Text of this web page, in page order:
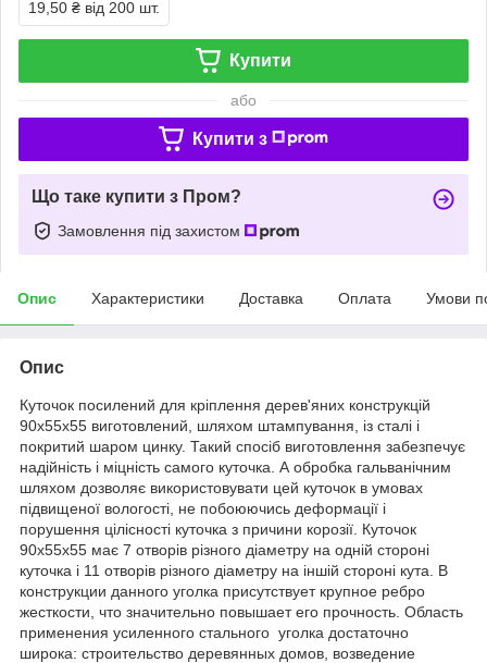
19,50 ₴ від 200 шт.
Купити
або
Купити з
Що таке купити з Пром?
Замовлення під захистом
Опис Характеристики Доставка Оплата Умови
Опис
Куточок посилений для кріплення дерев'яних конструкцій
90х55х55 виготовлений, шляхом штампування, із сталі і
покритий шаром цинку. Такий спосіб виготовлення забезпечує
надійність і міцність самого куточка. А обробка гальванічним
шляхом дозволяє використовувати цей куточок в умовах
підвищеної вологості, не побоюючись деформації і
порушення цілісності куточка з причини корозії. Куточок
90х55х55 має 7 отворів різного діаметру на одній стороні
куточка і 11 отворів різного діаметру на іншій стороні кута. В
конструкции данного уголка присутствует крупное ребро
жесткости, что значительно повышает его прочность. Область
применения усиленного стального уголка достаточно
широка: строительство деревянных домов, возведение